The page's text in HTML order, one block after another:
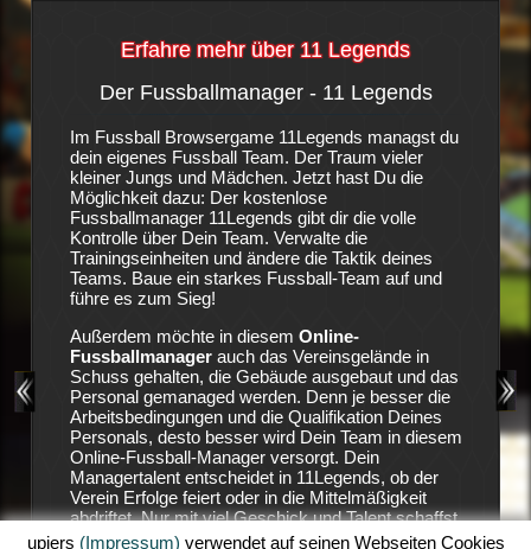
Erfahre mehr über 11 Legends
viel
Der Fussballmanager - 11 Legends
Im Fussball Browsergame 11Legends managst du
dein eigenes Fussball Team. Der Traum vieler
kleiner Jungs und Mädchen. Jetzt hast Du die
Möglichkeit dazu: Der kostenlose
Fussballmanager 11Legends gibt dir die volle
Kontrolle über Dein Team. Verwalte die
Trainingseinheiten und ändere die Taktik deines
Teams. Baue ein starkes Fussball-Team auf und
führe es zum Sieg!
Außerdem möchte in diesem Online-
Fussballmanagerauch das Vereinsgelände in
Schuss gehalten, die Gebäude ausgebaut und das
Personal gemanaged werden. Denn je besser die
Arbeitsbedingungen und die Qualifikation Deines
Personals, desto besser wird Dein Team in diesem
Online-Fussball-Manager versorgt. Dein
Managertalent entscheidet in 11Legends, ob der
Verein Erfolge feiert oder in die Mittelmäßigkeit
abdriftet. Nur mit viel Geschick und Talent schaffst
Du es in diesem Fussball-Browserspiel Erfolge zu
nicht
auf
den
11
Deine
dein
Erfolgen
upjers (Impressum) verwendet auf seinen Webseiten Cookies